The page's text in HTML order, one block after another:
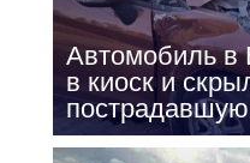
Автомобиль в
в киоск и